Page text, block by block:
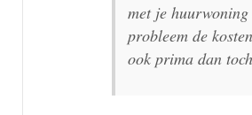
met je huurwoning
probleem de
ook prima dan